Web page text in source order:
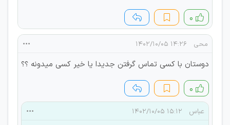
۰
محی ۱۴:۲۶ ۱۴۰۲/۱۰/۰۵
دوستان با کسی تماس گرفتن جدیدا یا خیر کسی میدونه ؟؟
۰
عباس ۱۵:۱۲ ۱۴۰۲/۱۰/۰۵